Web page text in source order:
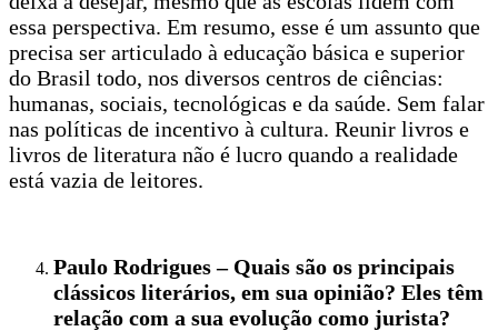
essa perspectiva. Em resumo, esse é um assunto que
precisa ser articulado à educação básica e superior
do Brasil todo, nos diversos centros de ciências:
humanas, sociais, tecnológicas e da saúde. Sem falar
nas políticas de incentivo à cultura. Reunir livros e
livros de literatura não é lucro quando a realidade
está vazia de leitores.
Paulo Rodrigues – Quais são os principais
clássicos literários, em sua opinião? Eles têm
relação com a sua evolução como jurista?